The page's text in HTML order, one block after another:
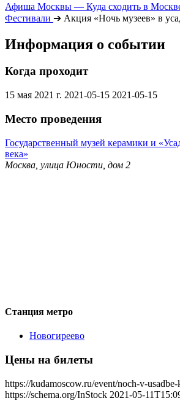
Афиша Москвы — Куда сходить в
Фестивали ➔ Акция «Ночь музеев» в
Информация о событии
Когда проходит
15 мая 2021 г. 2021-05-15 2021-05-15
Место проведения
Государственный музей керамики и
века»
Москва, улица Юности, дом 2
Станция метро
Новогиреево
Цены на билеты
https://kudamoscow.ru/event/noch-v-
https://schema.org/InStock 2021-05-